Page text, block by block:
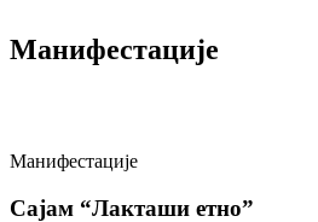
Манифестације
Манифестације
Сајам “Лакташи етно”